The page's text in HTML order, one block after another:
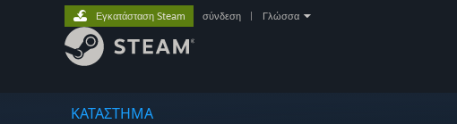
ΚΑΤΑΣΤΗΜΑ
Εγκατάσταση Steam σύνδεση Γλώσσα